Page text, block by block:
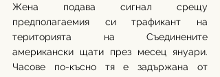
Жена подава сигнал срещу
предполагаемия си трафикант на
територията на Съединените
американски щати през месец януари.
Часове по-късно тя е задържана от